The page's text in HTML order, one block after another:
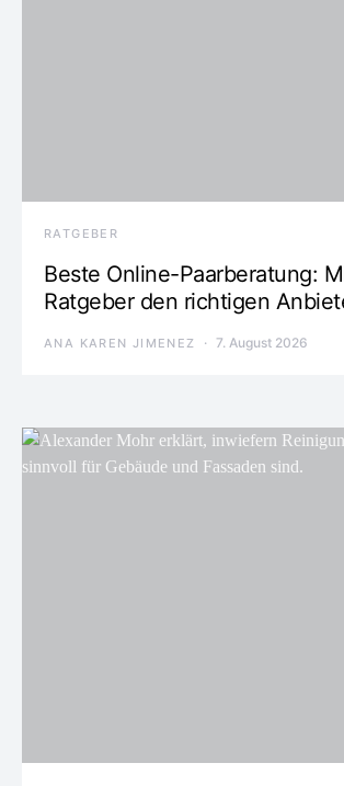
RATGEBER
Beste Online-Paarberatung:
Ratgeber den richtigen
ANA KAREN JIMENEZ 7. August 2026